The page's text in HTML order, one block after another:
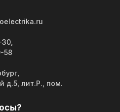
58
д.5, лит.Р., пом.